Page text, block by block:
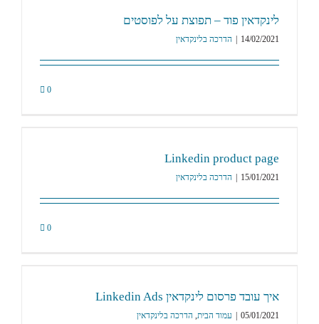
לינקדאין פוד – תפוצת על לפוסטים
14/02/2021 הדרכה בלינקדאין
0
Linkedin product page
15/01/2021 הדרכה בלינקדאין
0
איך עובד פרסום לינקדאין Linkedin Ads
05/01/2021 עמוד הבית, הדרכה בלינקדאין